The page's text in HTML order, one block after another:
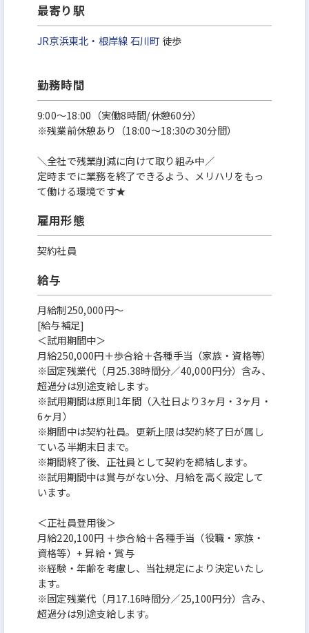
最寄り駅
JR京浜東北・根岸線石川町 徒歩
勤務時間
9:00～18:00（実働8時間/休憩60分）
※残業前休憩あり（18:00～18:30の30分間）
＼全社で残業削減に向けて取り組み中／
定時までに業務を終了できるよう、メリハリをもっ
て働ける環境です★
雇用形態
契約社員
給与
月給制250,000円～
[給与補足]
＜試用期間中＞
月給250,000円＋歩合給＋各種手当（家族・資格等）
※固定残業代（月25.38時間分／40,000円分）含み、
超過分は別途支給します。
※試用期間は原則1年間（入社日より3ヶ月・3ヶ月・
6ヶ月）
※期間中は契約社員。更新上限は契約終了日が属し
ている半期末日まで。
※期間終了後、正社員として契約を締結します。
※試用期間中は賞与がない分、月給を高く設定して
います。
＜正社員登用後＞
月給220,100円 ＋歩合給＋各種手当（役職・家族・
資格等）+ 昇給・賞与
※経験・年齢を考慮し、当社規定により決定いたし
ます。
※固定残業代（月17.16時間分／25,100円分）含み、
超過分は別途支給します。